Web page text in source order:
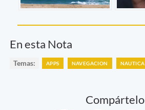
En esta Nota
Temas: APPS NAVEGACION NAUTICA
Compártelo